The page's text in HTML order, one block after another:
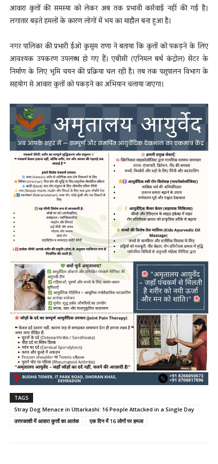
आवारा कुत्तों की समस्या को लेकर अब तक प्रभावी कार्रवाई नहीं की गई है।
लगातार बढ़ते हमलों के कारण लोगों में भय का माहौल बना हुआ है।
नगर पालिका की प्रभारी ईओ कुसुम राणा ने बताया कि कुत्तों को पकड़ने के लिए
आवश्यक उपकरण उपलब्ध हो गए हैं। एबीसी (एनिमल बर्थ कंट्रोल) सेंटर के
निर्माण के लिए भूमि चयन की प्रक्रिया चल रही है। तब तक पशुपालन विभाग के
सहयोग से आवारा कुत्तों को पकड़ने का अभियान चलाया जाएगा।
TAGS
Stray Dog Menace in Uttarkashi: 16 People Attacked in a Single Day
उत्तरकाशी में आवारा कुत्तों का आतंक
एक दिन में 16 लोगों पर हमला